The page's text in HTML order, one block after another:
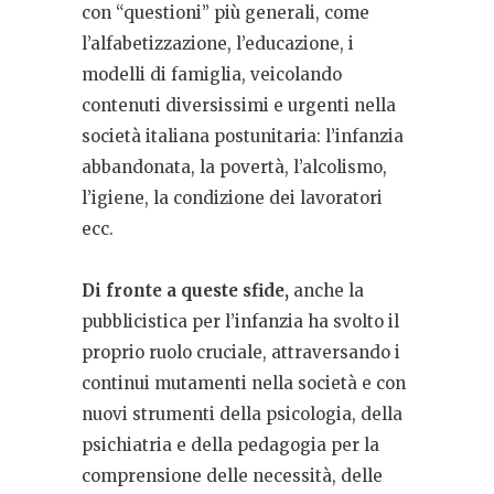
con “questioni” più generali, come
l’alfabetizzazione, l’educazione, i
modelli di famiglia, veicolando
contenuti diversissimi e urgenti nella
società italiana postunitaria: l’infanzia
abbandonata, la povertà, l’alcolismo,
l’igiene, la condizione dei lavoratori
ecc.
Di fronte a queste sfide, anche la
pubblicistica per l’infanzia ha svolto il
proprio ruolo cruciale, attraversando i
continui mutamenti nella società e con
nuovi strumenti della psicologia, della
psichiatria e della pedagogia per la
comprensione delle necessità, delle